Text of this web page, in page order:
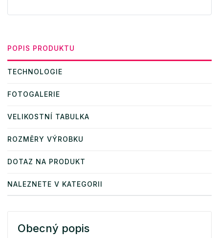
POPIS PRODUKTU
TECHNOLOGIE
FOTOGALERIE
VELIKOSTNÍ TABULKA
ROZMĚRY VÝROBKU
DOTAZ NA PRODUKT
NALEZNETE V KATEGORII
Obecný popis